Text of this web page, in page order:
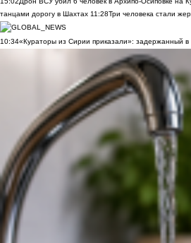
танцами дорогу в Шахтах 11:28Три человека стали
10:34«Кураторы из Сирии приказали»: задержанный в